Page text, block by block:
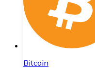
Bitcoin